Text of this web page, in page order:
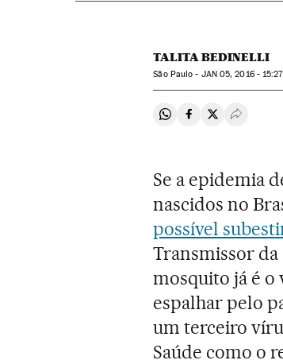
TALITA BEDINELLI
São Paulo - JAN05, 2016 - 15:27
Compartir en
Compartir en
Compartir en
Se a epidemia
nascidos no
possível
Transmissor
mosquito já é
espalhar pelo
um terceiro
Saúde como o